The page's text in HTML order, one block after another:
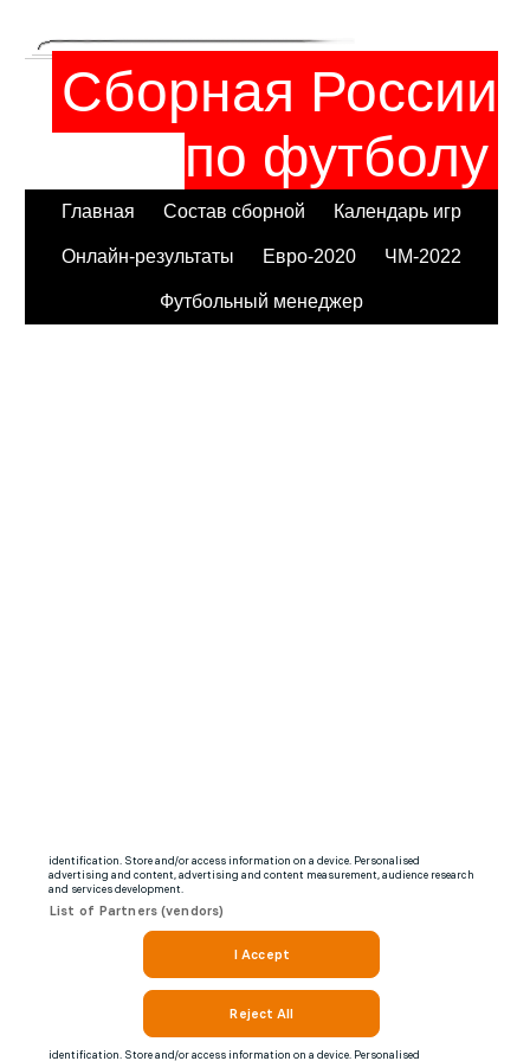
Сборная России
по футболу
Главная Состав сборной Календарь игр
Онлайн-результаты Евро-2020 ЧМ-2022
Футбольный менеджер